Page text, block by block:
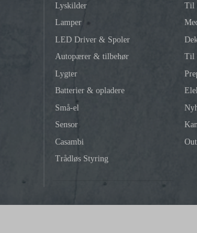
Lyskilder
Lamper
LED Driver & Spoler
Autopærer & tilbehør
Lygter
Batterier & opladere
Små-el
Sensor
Casambi
Trådløs Styring
Til
Til